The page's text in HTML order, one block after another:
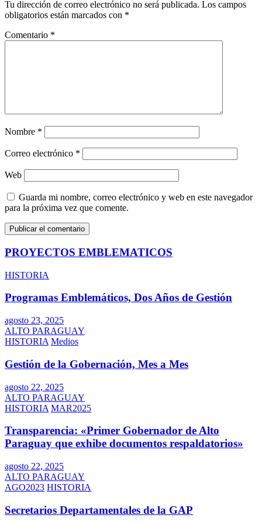
Tu dirección de correo electrónico no será publicada. Los campos
obligatorios están marcados con *
Comentario *
Nombre *
Correo electrónico *
Web
Guarda mi nombre, correo electrónico y web en este navegador
para la próxima vez que comente.
PROYECTOS EMBLEMATICOS
HISTORIA
Programas Emblemáticos, Dos Años de Gestión
agosto 23, 2025
ALTO PARAGUAY
HISTORIA Medios
Gestión de la Gobernación, Mes a Mes
agosto 22, 2025
ALTO PARAGUAY
HISTORIA MAR2025
Transparencia: «Primer Gobernador de Alto
Paraguay que exhibe documentos respaldatorios»
agosto 22, 2025
ALTO PARAGUAY
AGO2023 HISTORIA
Secretarios Departamentales de la GAP